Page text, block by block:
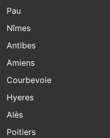
Pau
Nîmes
Antibes
Amiens
Courbevoie
Hyeres
Alès
Poitiers